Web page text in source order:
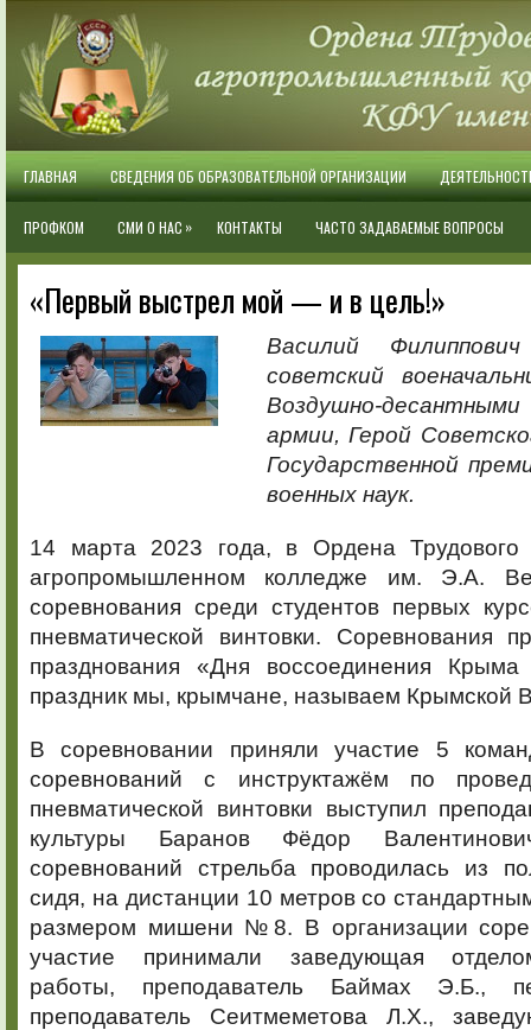
ГЛАВНАЯ СВЕДЕНИЯ ОБ ОБРАЗОВАТЕЛЬНОЙ ОРГАНИЗАЦИИ
ПРОФКОМ СМИ О НАС » КОНТАКТЫ ЧАСТО ЗАДАВАЕМЫЕ ВОПРОСЫ
«Первый выстрел мой — и в цель!»
Василий
советский
Воздушно-десантными
армии, Герой
Государственной
военных наук.
14 марта 2023 года, в Ордена Трудового
агропромышленном колледже им. Э.А.
соревнования среди студентов первых
пневматической винтовки. Соревнования
празднования «Дня воссоединения
праздник мы, крымчане, называем Крымской
В соревновании приняли участие 5
соревнований с инструктажём по
пневматической винтовки выступил
культуры Баранов Фёдор
соревнований стрельба проводилась из
сидя, на дистанции 10 метров со
размером мишени №8. В организации
участие принимали заведующая
работы, преподаватель Баймах Э.Б.,
преподаватель Сеитмеметова Л.Х.,